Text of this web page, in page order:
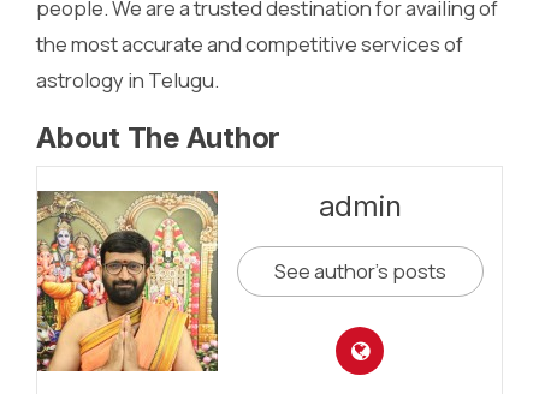
people. We are a trusted destination for availing of
the most accurate and competitive services of
astrology in Telugu.
About The Author
admin
See author's posts